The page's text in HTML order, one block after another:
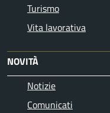
Turismo
Vita lavorativa
NOVITÀ
Notizie
Comunicati